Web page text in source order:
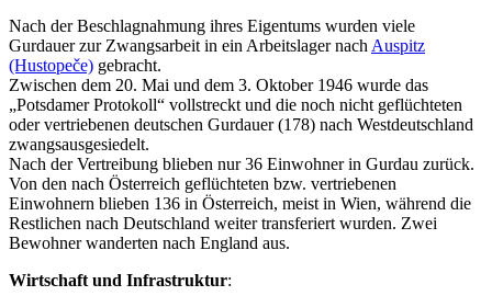
Nach der Beschlagnahmung ihres Eigentums wurden viele
Gurdauer zur Zwangsarbeit in ein Arbeitslager nach Auspitz
(Hustopeče) gebracht.
Zwischen dem 20. Mai und dem 3. Oktober 1946 wurde das
„Potsdamer Protokoll“ vollstreckt und die noch nicht geflüchteten
oder vertriebenen deutschen Gurdauer (178) nach Westdeutschland
zwangsausgesiedelt.
Nach der Vertreibung blieben nur 36 Einwohner in Gurdau zurück.
Von den nach Österreich geflüchteten bzw. vertriebenen
Einwohnern blieben 136 in Österreich, meist in Wien, während die
Restlichen nach Deutschland weiter transferiert wurden. Zwei
Bewohner wanderten nach England aus.
Wirtschaft und Infrastruktur: